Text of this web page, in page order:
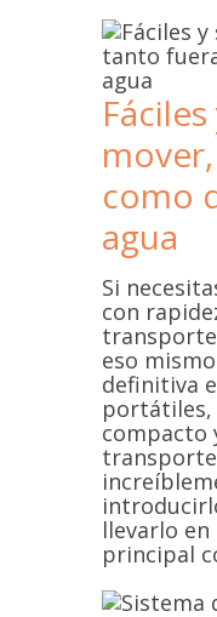
como
agua
Si
con
eso
definitiva
portátiles,
compacto
llevarlo
principal